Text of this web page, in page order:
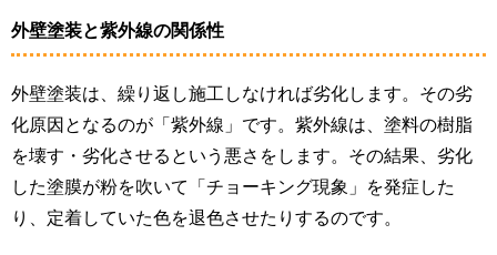
外壁塗装と紫外線の関係性
外壁塗装は、繰り返し施工しなければ劣化します。その劣
化原因となるのが「紫外線」です。紫外線は、塗料の樹脂
を壊す・劣化させるという悪さをします。その結果、劣化
した塗膜が粉を吹いて「チョーキング現象」を発症した
り、定着していた色を退色させたりするのです。